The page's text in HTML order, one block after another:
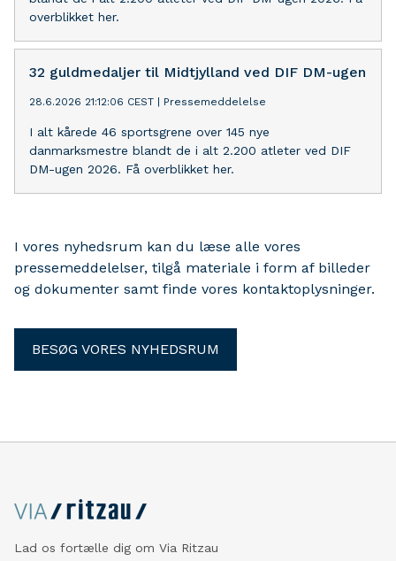
overblikket her.
32 guldmedaljer til Midtjylland ved DIF DM-ugen
28.6.2026 21:12:06 CEST Pressemeddelelse
I alt kårede 46 sportsgrene over 145 nye
danmarksmestre blandt de i alt 2.200 atleter ved DIF
DM-ugen 2026. Få overblikket her.
I vores nyhedsrum kan du læse alle vores
pressemeddelelser, tilgå materiale i form af billeder
og dokumenter samt finde vores kontaktoplysninger.
BESØG VORES NYHEDSRUM
Lad os fortælle dig om Via Ritzau